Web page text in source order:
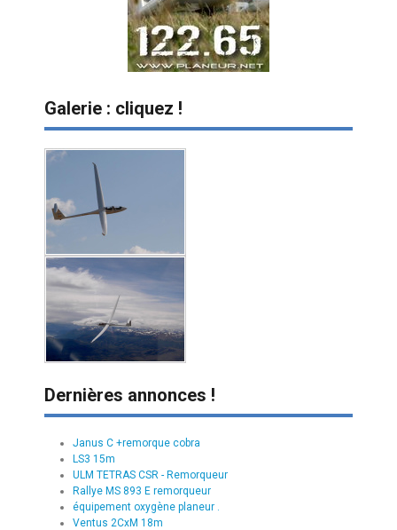
Galerie : cliquez !
Dernières annonces !
Janus C +remorque cobra
LS3 15m
ULM TETRAS CSR - Remorqueur
Rallye MS 893 E remorqueur
équipement oxygène planeur .
Ventus 2CxM 18m